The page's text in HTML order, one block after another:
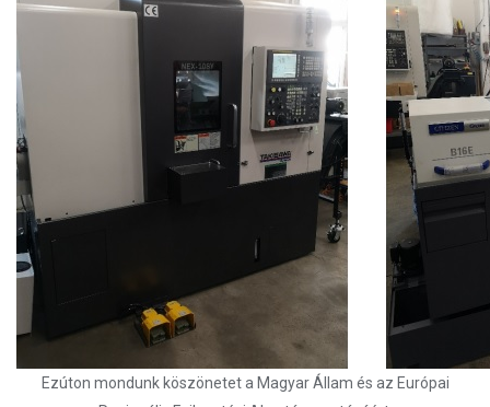
Ezúton mondunk köszönetet a Magyar Állam és az Európai